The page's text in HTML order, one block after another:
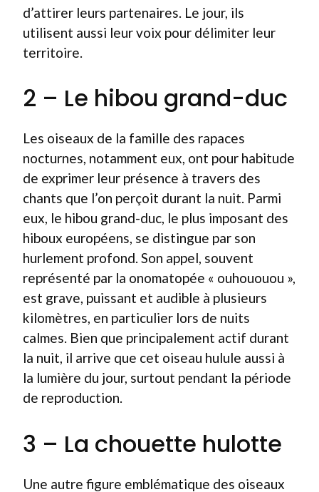
d’attirer leurs partenaires. Le jour, ils
utilisent aussi leur voix pour délimiter leur
territoire.
2 – Le hibou grand-duc
Les oiseaux de la famille des rapaces
nocturnes, notamment eux, ont pour habitude
de exprimer leur présence à travers des
chants que l’on perçoit durant la nuit. Parmi
eux, le hibou grand-duc, le plus imposant des
hiboux européens, se distingue par son
hurlement profond. Son appel, souvent
représenté par la onomatopée « ouhououou »,
est grave, puissant et audible à plusieurs
kilomètres, en particulier lors de nuits
calmes. Bien que principalement actif durant
la nuit, il arrive que cet oiseau hulule aussi à
la lumière du jour, surtout pendant la période
de reproduction.
3 – La chouette hulotte
Une autre figure emblématique des oiseaux